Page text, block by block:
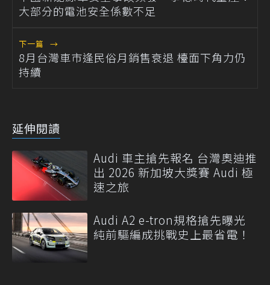
大部分的電池安全係數不足
下一篇 →
8月台灣車市逢民俗月銷售衰退 檯面下角力仍
持續
延伸閱讀
Audi 車主搶先報名 台灣奧迪推
出 2026 新加坡大獎賽 Audi 極
速之旅
Audi A2 e-tron規格搶先曝光
純前驅編成挑戰史上最省電！